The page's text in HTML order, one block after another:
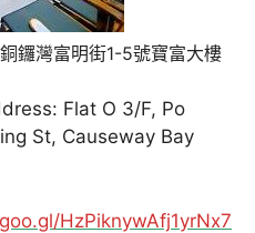
鑼灣富明街1-5號寶富大樓
Flat O 3/F, Po
St, Causeway Bay
HzPiknywAfj1yrNx7